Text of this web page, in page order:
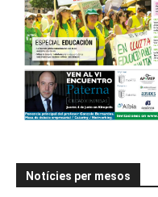
Notícies per mesos